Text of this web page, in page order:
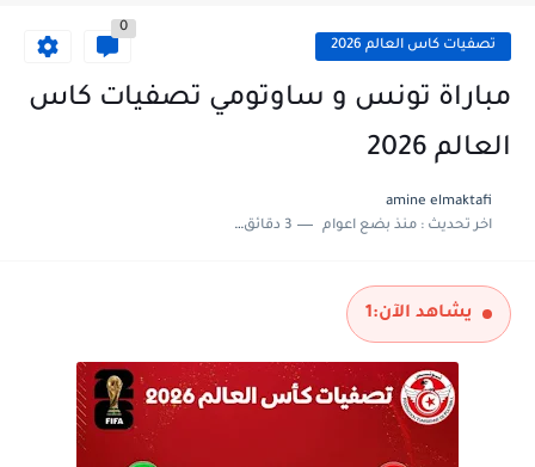
مباراة برشلونة و بيرمنغهام مباراة ودية 2026 تصفيات كاس العالم 2026
0
مباراة تونس و ساوتومي تصفيات كاس
العالم 2026
amine elmaktafi
اخر تحديث :منذ بضع اعوام 3 دقائق للقراءة
يشاهد الآن:1